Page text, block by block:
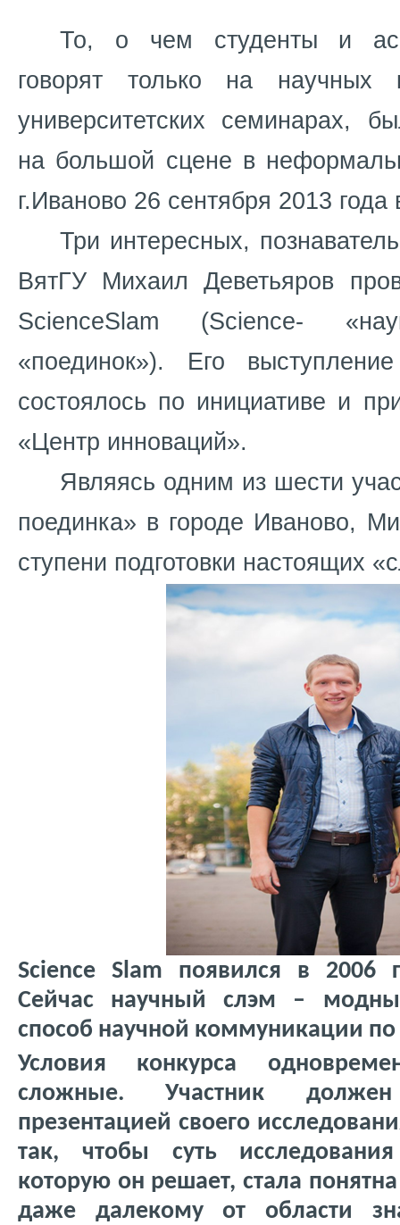
То, о чем студенты и
говорят только на научных
университетских семинарах,
на большой сцене в
г.Иваново 26 сентября 2013
Три интересных,
ВятГУ Михаил Деветьяров
ScienceSlam (Science-
«поединок»). Его
состоялось по инициативе и
«Центр инноваций».
Являясь одним из шести
поединка» в городе Иваново,
ступени подготовки настоящих
Science Slam появился в 2006
Сейчас научный слэм –
способ научной коммуникации
Условия конкурса
сложные. Участник
презентацией своего
так, чтобы суть
которую он решает, стала
даже далекому от области